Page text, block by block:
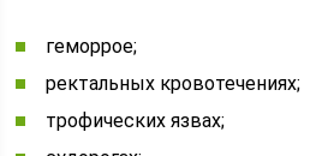
геморрое;
ректальных кровотечениях;
трофических язвах;